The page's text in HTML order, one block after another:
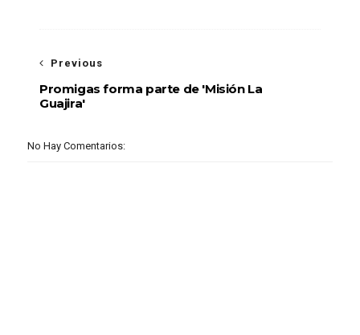
Previous
Promigas forma parte de 'Misión La
Guajira'
No Hay Comentarios: